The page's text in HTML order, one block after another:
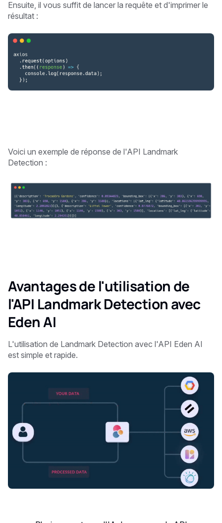
Ensuite, il vous suffit de lancer la requête et d'imprimer le
résultat :
Voici un exemple de réponse de l'API Landmark
Detection :
Avantages de l'utilisation de
l'API Landmark Detection avec
Eden AI
L'utilisation de Landmark Detection avec l'API Eden AI
est simple et rapide.